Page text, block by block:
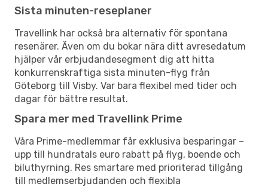
Sista minuten-reseplaner
Travellink har också bra alternativ för spontana
resenärer. Även om du bokar nära ditt avresedatum
hjälper vår erbjudandesegment dig att hitta
konkurrenskraftiga sista minuten-flyg från
Göteborg till Visby. Var bara flexibel med tider och
dagar för bättre resultat.
Spara mer med Travellink Prime
Våra Prime-medlemmar får exklusiva besparingar –
upp till hundratals euro rabatt på flyg, boende och
biluthyrning. Res smartare med prioriterad tillgång
till medlemserbjudanden och flexibla